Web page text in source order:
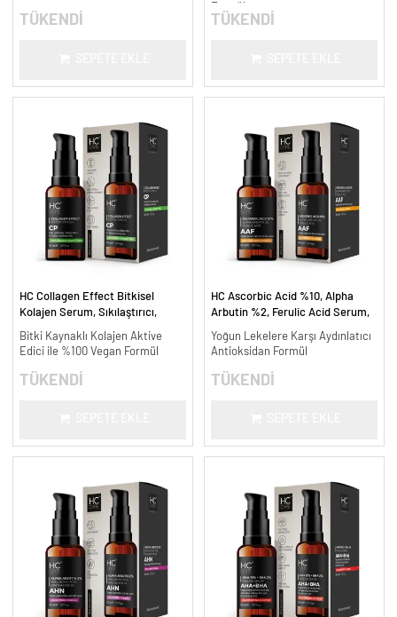
TÜKENDİ TÜKENDİ
HC Collagen Effect Bitkisel
Kolajen Serum, Sıkılaştırıcı,
Bitki Kaynaklı Kolajen Aktive
Edici ile %100 Vegan Formül
TÜKENDİ
HC Ascorbic Acid %10, Alpha
Arbutin %2, Ferulic Acid Serum,
ml.
Yoğun Lekelere Karşı Aydınlatıcı
Antioksidan Formül
TÜKENDİ